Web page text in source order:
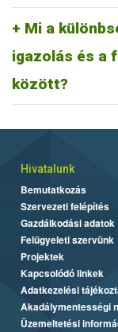
Mi a
igazolás és a
között?
A fentiek
biomassza
más tagállami
dokumentum is.
Hivatalunk
Bemutatkozás
Szervezeti felépítés
Gazdálkodási adatok
Felügyeleti szervünk
Projektek
Kapcsolódó linkek
Adatkezelési
Akadálymentességi
Üzemeltetési